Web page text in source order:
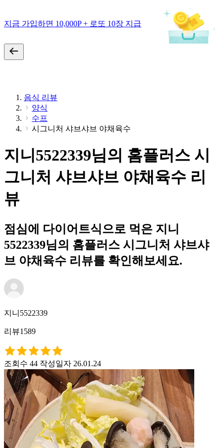
지금 가입하면 10,000P + 로또 10장 지급
음식 리뷰
양식
수프
시그니처 샤브샤브 야채육수
지니5522339님의 홈플러스 시
그니처 샤브샤브 야채육수 리
뷰
점심에 다이어트식으로 먹은 지니
5522339님의 홈플러스 시그니처 샤브샤
브 야채육수 리뷰를 확인해보세요.
지니5522339
리뷰1589
조회수 44 작성일자 26.01.24